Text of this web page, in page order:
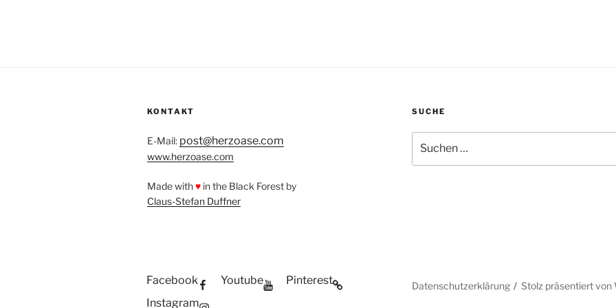
KONTAKT
E-Mail: post@herzoase.com
www.herzoase.com
Made with♥ in the Black Forest by
Claus-Stefan Duffner
SUCHE
nach:
Facebook Youtube
Pinterest
Instagram
Datenschutzerklärung Stolz präsentiert von